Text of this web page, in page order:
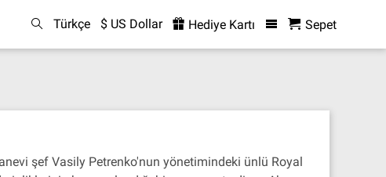
Türkçe $ US Dollar Hediye Kartı Sepet
şef Vasily Petrenko'nun yönetimindeki ünlü Royal